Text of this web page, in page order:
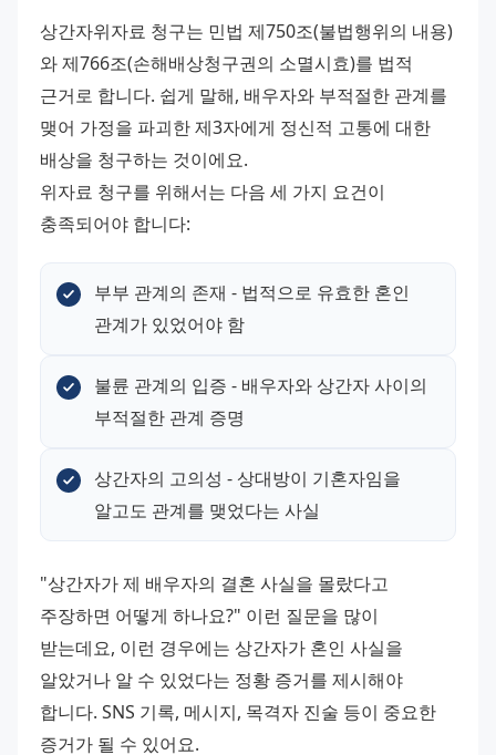
상간자위자료 청구는 민법 제750조(불법행위의 내용)
와 제766조(손해배상청구권의 소멸시효)를 법적
근거로 합니다. 쉽게 말해, 배우자와 부적절한 관계를
맺어 가정을 파괴한 제3자에게 정신적 고통에 대한
배상을 청구하는 것이에요.
위자료 청구를 위해서는 다음 세 가지 요건이
충족되어야 합니다:
부부 관계의 존재 - 법적으로 유효한 혼인
관계가 있었어야 함
불륜 관계의 입증 - 배우자와 상간자 사이의
부적절한 관계 증명
상간자의 고의성 - 상대방이 기혼자임을
알고도 관계를 맺었다는 사실
"상간자가 제 배우자의 결혼 사실을 몰랐다고
주장하면 어떻게 하나요?" 이런 질문을 많이
받는데요, 이런 경우에는 상간자가 혼인 사실을
알았거나 알 수 있었다는 정황 증거를 제시해야
합니다. SNS 기록, 메시지, 목격자 진술 등이 중요한
증거가 될 수 있어요.